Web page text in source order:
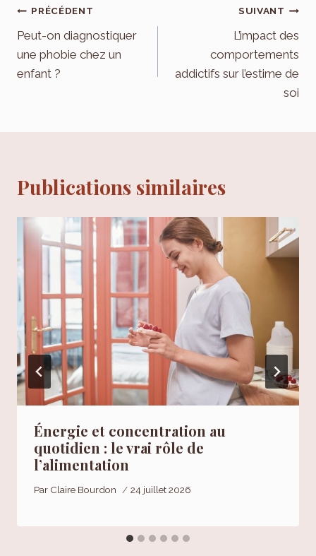
Navigation
de
l’article
PRÉCÉDENT
Peut-on diagnostiquer
une phobie chez un
enfant ?
SUIVANT
L’impact des
comportements
addictifs sur l’estime de
soi
Publications similaires
Énergie et concentration au
quotidien : le vrai rôle de
l’alimentation
Par Claire Bourdon 24 juillet 2026